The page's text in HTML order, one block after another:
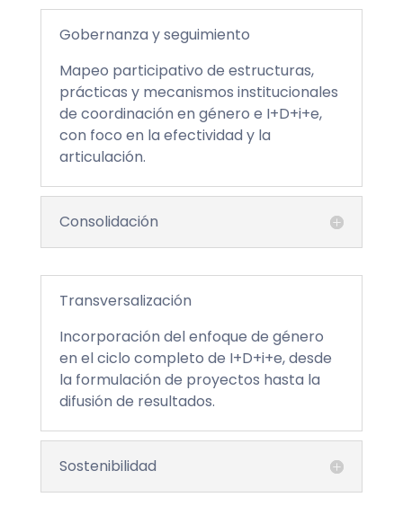
Gobernanza y seguimiento
Mapeo participativo de estructuras,
prácticas y mecanismos institucionales
de coordinación en género e I+D+i+e,
con foco en la efectividad y la
articulación.
Consolidación
Transversalización
Incorporación del enfoque de género
en el ciclo completo de I+D+i+e, desde
la formulación de proyectos hasta la
difusión de resultados.
Sostenibilidad